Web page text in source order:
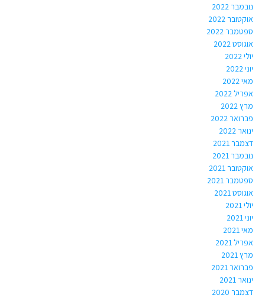
נובמבר 2022
אוקטובר 2022
ספטמבר 2022
אוגוסט 2022
יולי 2022
יוני 2022
מאי 2022
אפריל 2022
מרץ 2022
פברואר 2022
ינואר 2022
דצמבר 2021
נובמבר 2021
אוקטובר 2021
ספטמבר 2021
אוגוסט 2021
יולי 2021
יוני 2021
מאי 2021
אפריל 2021
מרץ 2021
פברואר 2021
ינואר 2021
דצמבר 2020